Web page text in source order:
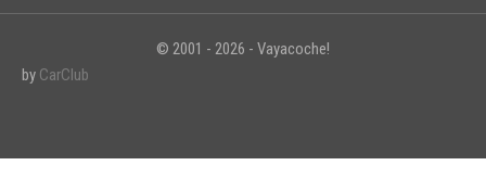
© 2001 - 2026 - Vayacoche!
by CarClub